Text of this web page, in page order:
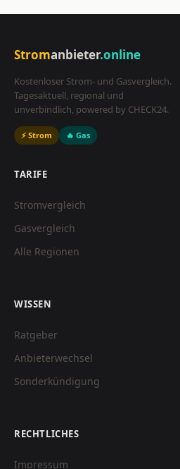
Stromanbieter.online
Kostenloser Strom- und Gasvergleich.
Tagesaktuell, regional und
unverbindlich, powered by CHECK24.
⚡ Strom 🔥 Gas
TARIFE
Stromvergleich
Gasvergleich
Alle Regionen
WISSEN
Ratgeber
Anbieterwechsel
Sonderkündigung
RECHTLICHES
Impressum